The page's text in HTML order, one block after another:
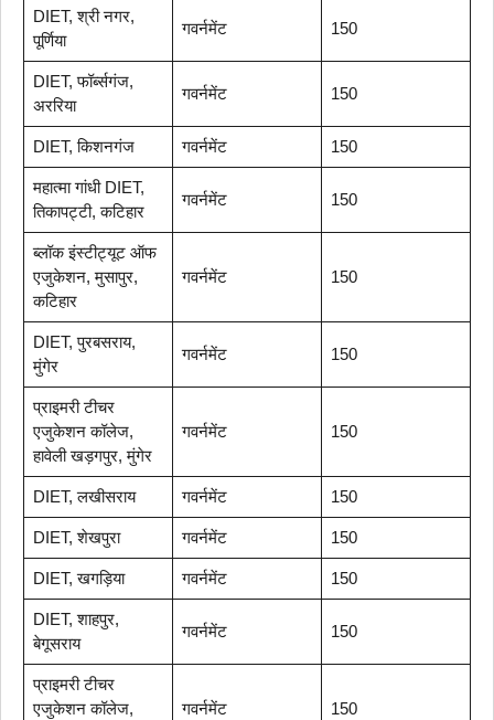
DIET, श्री नगर,
पूर्णिया
गवर्नमेंट 150
DIET, फॉर्ब्सगंज,
अररिया
गवर्नमेंट 150
DIET, किशनगंज गवर्नमेंट 150
महात्मा गांधी DIET,
तिकापट्टी, कटिहार
गवर्नमेंट 150
ब्लॉक इंस्टीट्यूट ऑफ
एजुकेशन, मुसापुर,
कटिहार
गवर्नमेंट 150
DIET, पुरबसराय,
मुंगेर
गवर्नमेंट 150
प्राइमरी टीचर
एजुकेशन कॉलेज,
हावेली खड़गपुर, मुंगेर
गवर्नमेंट 150
DIET, लखीसराय गवर्नमेंट 150
DIET, शेखपुरा गवर्नमेंट 150
DIET, खगड़िया गवर्नमेंट 150
DIET, शाहपुर,
बेगूसराय
गवर्नमेंट 150
प्राइमरी टीचर
एजुकेशन कॉलेज,
गवर्नमेंट 150